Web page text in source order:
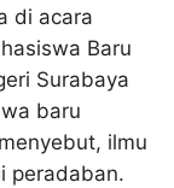
di acara
Baru
Surabaya
baru
ilmu
peradaban.